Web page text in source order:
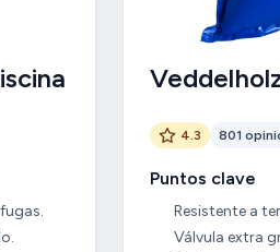
4.3 801
Puntos clave
Resistente a
Válvula extra